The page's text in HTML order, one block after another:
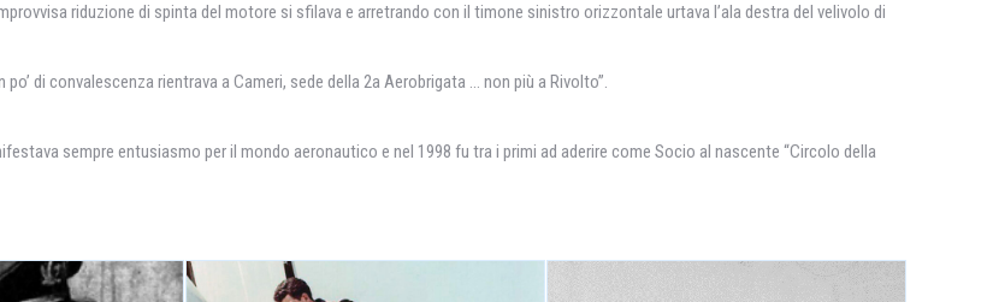
riduzione di spinta del motore si sfilava e arretrando con il timone sinistro orizzontale urtava l’ala destra del velivolo di
di convalescenza rientrava a Cameri, sede della 2a Aerobrigata … non più a Rivolto”.
sempre entusiasmo per il mondo aeronautico e nel 1998 fu tra i primi ad aderire come Socio al nascente “Circolo della